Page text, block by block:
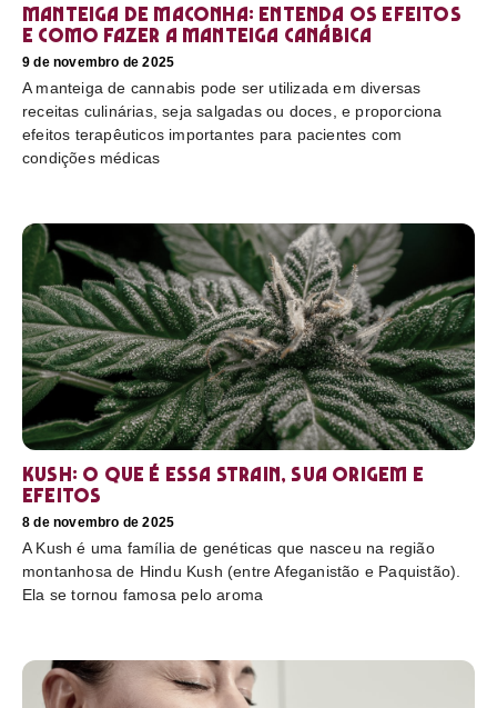
Manteiga de maconha: entenda os efeitos
e como fazer a manteiga canábica
9 de novembro de 2025
A manteiga de cannabis pode ser utilizada em diversas
receitas culinárias, seja salgadas ou doces, e proporciona
efeitos terapêuticos importantes para pacientes com
condições médicas
Kush: o que é essa strain, sua origem e
efeitos
8 de novembro de 2025
A Kush é uma família de genéticas que nasceu na região
montanhosa de Hindu Kush (entre Afeganistão e Paquistão).
Ela se tornou famosa pelo aroma